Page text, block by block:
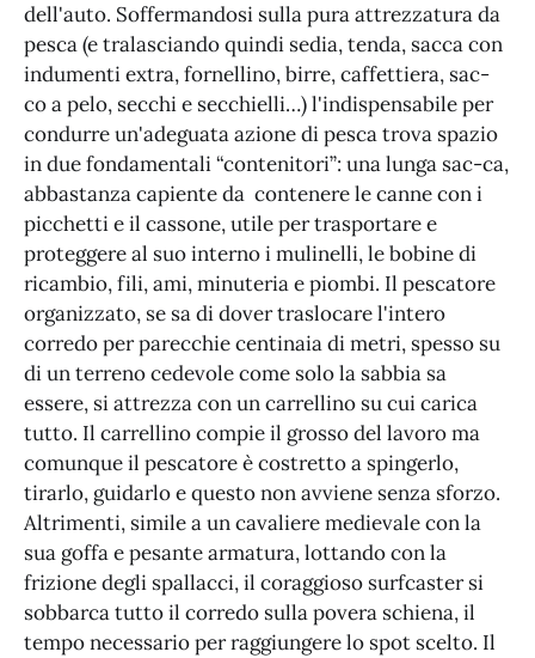
dell'auto. Soffermandosi sulla pura attrezzatura da
pesca (e tralasciando quindi sedia, tenda, sacca con
indumenti extra, fornellino, birre, caffettiera, sac-
co a pelo, secchi e secchielli…) l'indispensabile per
condurre un'adeguata azione di pesca trova spazio
in due fondamentali “contenitori”: una lunga sac-ca,
abbastanza capiente da contenere le canne con i
picchetti e il cassone, utile per trasportare e
proteggere al suo interno i mulinelli, le bobine di
ricambio, fili, ami, minuteria e piombi. Il pescatore
organizzato, se sa di dover traslocare l'intero
corredo per parecchie centinaia di metri, spesso su
di un terreno cedevole come solo la sabbia sa
essere, si attrezza con un carrellino su cui carica
tutto. Il carrellino compie il grosso del lavoro ma
comunque il pescatore è costretto a spingerlo,
tirarlo, guidarlo e questo non avviene senza sforzo.
Altrimenti, simile a un cavaliere medievale con la
sua goffa e pesante armatura, lottando con la
frizione degli spallacci, il coraggioso surfcaster si
sobbarca tutto il corredo sulla povera schiena, il
tempo necessario per raggiungere lo spot scelto. Il